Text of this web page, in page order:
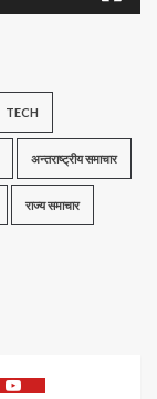
TECH
अन्तराष्ट्रीय समाचार
राज्य समाचार